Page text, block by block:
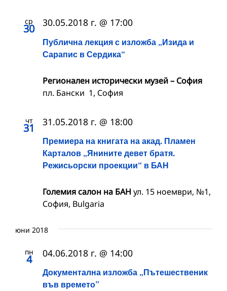
ср
30
Публична лекция с изложба „Изида и
Сарапис в Сердика“
30.05.2018 г. @ 17:00
Регионален исторически музей – София
пл. Бански 1, София
чт
31
Премиера на книгата на акад. Пламен
Карталов „Янините девет братя.
Режисьорски проекции“ в БАН
31.05.2018 г. @ 18:00
Големия салон на БАН ул. 15 ноември, №1,
София, Bulgaria
юни 2018
пн
4
Документална изложба „Пътешественик
във времето”
04.06.2018 г. @ 14:00